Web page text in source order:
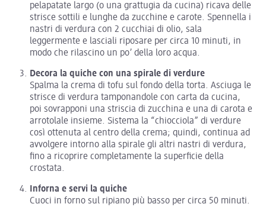
pelapatate largo (o una grattugia da cucina) ricava delle
strisce sottili e lunghe da zucchine e carote. Spennella i
nastri di verdura con 2 cucchiai di olio, sala
leggermente e lasciali riposare per circa 10 minuti, in
modo che rilascino un po’ della loro acqua.
Decora la quiche con una spirale di verdure
Spalma la crema di tofu sul fondo della torta. Asciuga le
strisce di verdura tamponandole con carta da cucina,
poi sovrapponi una striscia di zucchina e una di carota e
arrotolale insieme. Sistema la “chiocciola” di verdure
così ottenuta al centro della crema; quindi, continua ad
avvolgere intorno alla spirale gli altri nastri di verdura,
fino a ricoprire completamente la superficie della
crostata.
Inforna e servi la quiche
Cuoci in forno sul ripiano più basso per circa 50 minuti.